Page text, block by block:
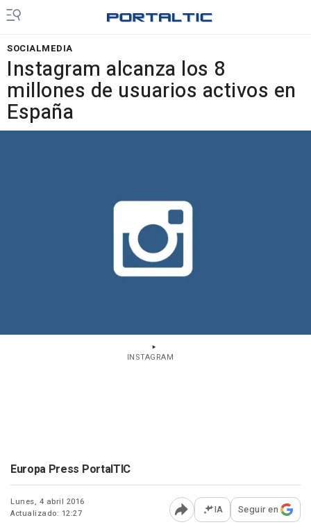
SOCIALMEDIA
Instagram alcanza los 8
millones de usuarios activos en
España
INSTAGRAM
Europa Press PortalTIC
Lunes, 4 abril 2016
Actualizado: 12:27
Abrir opciones para
IA Seguir en